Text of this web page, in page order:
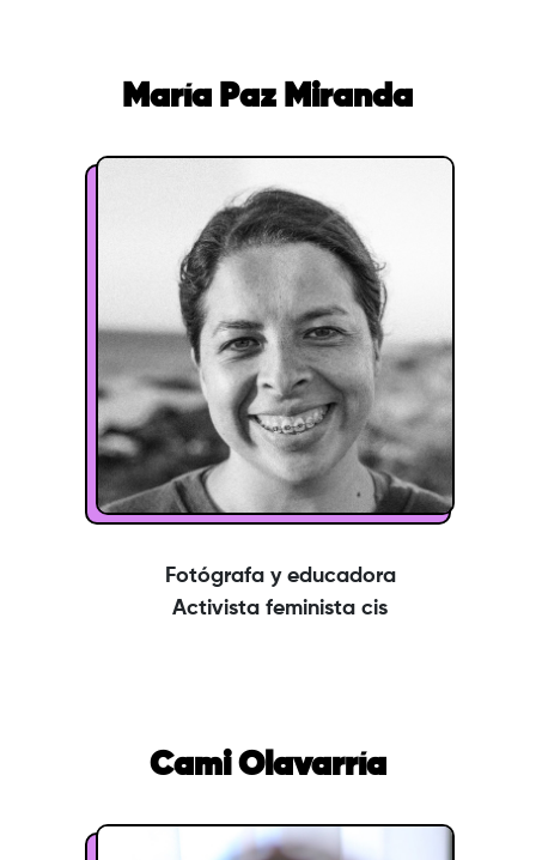
María Paz Miranda
Fotógrafa y educadora
Activista feminista cis
Cami Olavarría